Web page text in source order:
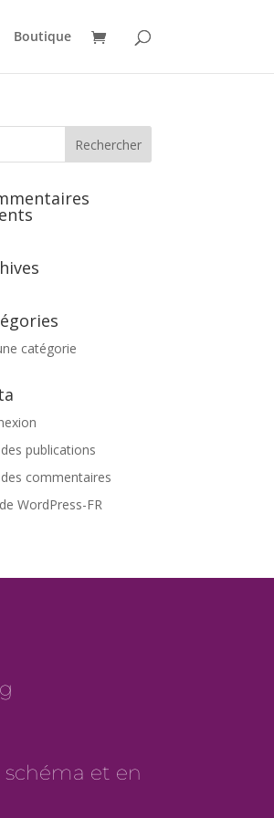
Boutique
catégorie
publications
commentaires
WordPress-FR
et en